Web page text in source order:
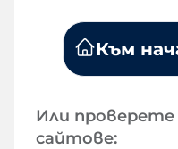
Към
Или
сайтове: